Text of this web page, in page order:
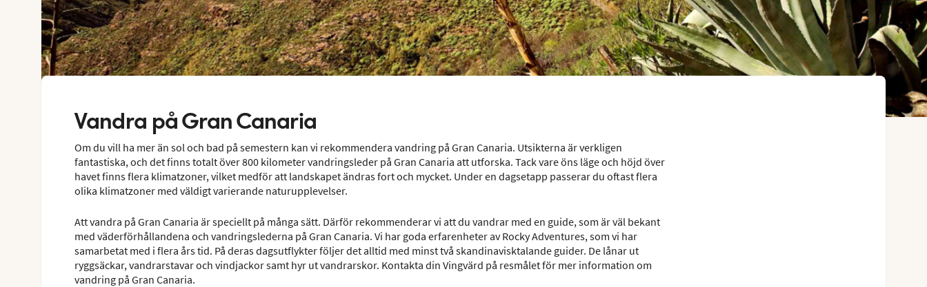
Vandra på Gran Canaria
Om du vill ha mer än sol och bad på semestern kan vi rekommendera vandring på Gran Canaria. Utsikterna är verkligen
fantastiska, och det finns totalt över 800 kilometer vandringsleder på Gran Canaria att utforska. Tack vare öns läge och höjd över
havet finns flera klimatzoner, vilket medför att landskapet ändras fort och mycket. Under en dagsetapp passerar du oftast flera
olika klimatzoner med väldigt varierande naturupplevelser.
Att vandra på Gran Canaria är speciellt på många sätt. Därför rekommenderar vi att du vandrar med en guide, som är väl bekant
med väderförhållandena och vandringslederna på Gran Canaria. Vi har goda erfarenheter av Rocky Adventures, som vi har
samarbetat med i flera års tid. På deras dagsutflykter följer det alltid med minst två skandinavisktalande guider. De lånar ut
ryggsäckar, vandrarstavar och vindjackor samt hyr ut vandrarskor. Kontakta din Vingvärd på resmålet för mer information om
vandring på Gran Canaria.